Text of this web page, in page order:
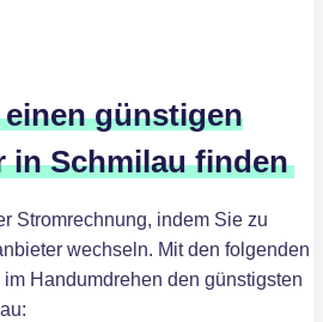
günstigen
in Schmilau finden
Stromrechnung, indem Sie zu
wechseln. Mit den folgenden
Handumdrehen den günstigsten